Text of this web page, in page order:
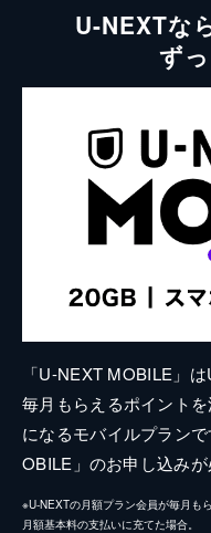
U-NEXTな
ず
「U-NEXT MOBILE」
毎月もらえるポイント
になるモバイルプラン
OBILE」のお申し込みが
※U-NEXTの月額プラン会員が毎月も
月額基本料の支払いに充てた場合。